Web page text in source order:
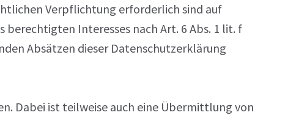
Verpflichtung erforderlich sind auf
berechtigten Interesses nach Art. 6 Abs. 1 lit. f
Absätzen dieser Datenschutzerklärung
Dabei ist teilweise auch eine Übermittlung von